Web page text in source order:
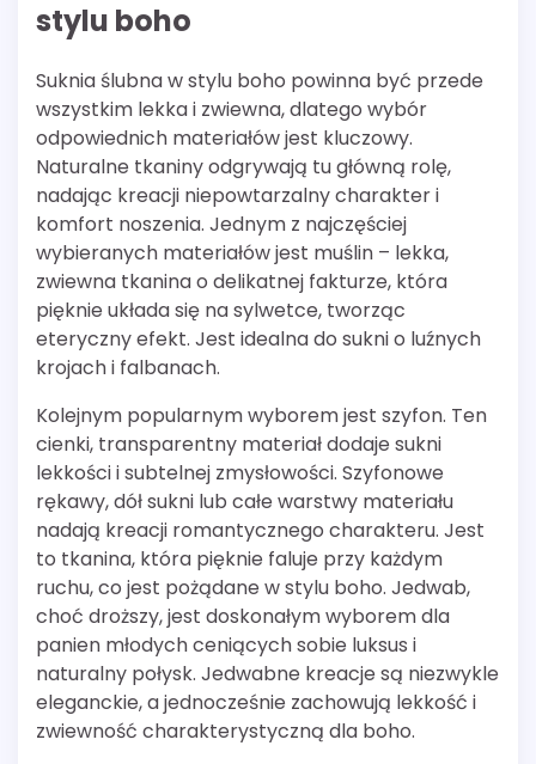
stylu boho
Suknia ślubna w stylu boho powinna być przede
wszystkim lekka i zwiewna, dlatego wybór
odpowiednich materiałów jest kluczowy.
Naturalne tkaniny odgrywają tu główną rolę,
nadając kreacji niepowtarzalny charakter i
komfort noszenia. Jednym z najczęściej
wybieranych materiałów jest muślin – lekka,
zwiewna tkanina o delikatnej fakturze, która
pięknie układa się na sylwetce, tworząc
eteryczny efekt. Jest idealna do sukni o luźnych
krojach i falbanach.
Kolejnym popularnym wyborem jest szyfon. Ten
cienki, transparentny materiał dodaje sukni
lekkości i subtelnej zmysłowości. Szyfonowe
rękawy, dół sukni lub całe warstwy materiału
nadają kreacji romantycznego charakteru. Jest
to tkanina, która pięknie faluje przy każdym
ruchu, co jest pożądane w stylu boho. Jedwab,
choć droższy, jest doskonałym wyborem dla
panien młodych ceniących sobie luksus i
naturalny połysk. Jedwabne kreacje są niezwykle
eleganckie, a jednocześnie zachowują lekkość i
zwiewność charakterystyczną dla boho.